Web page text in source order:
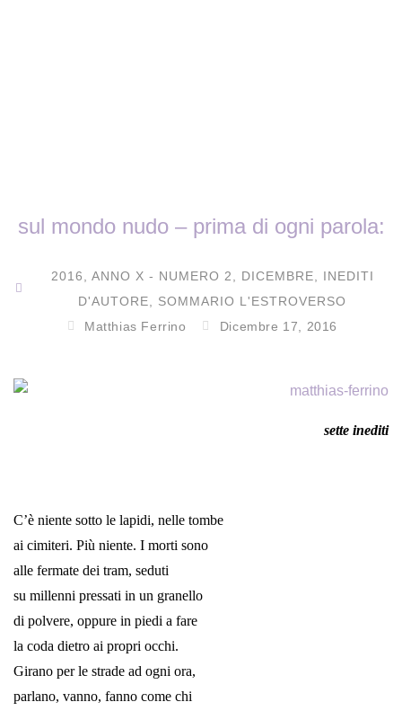
sul mondo nudo – prima di ogni parola:
2016 ANNO X - NUMERO 2 DICEMBRE
INEDITI
D'AUTORE
SOMMARIO L'ESTROVERSO
Matthias Ferrino
Dicembre 17, 2016
sette inediti
C’è niente sotto le lapidi, nelle tombe
ai cimiteri. Più niente. I morti sono
alle fermate dei tram, seduti
su millenni pressati in un granello
di polvere, oppure in piedi a fare
la coda dietro ai propri occhi.
Girano per le strade ad ogni ora,
parlano, vanno, fanno come chi